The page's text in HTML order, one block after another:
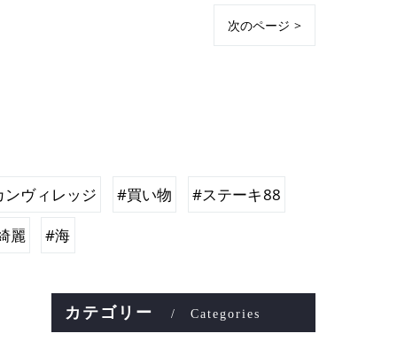
次のページ >
ヴィレッジ #買い物
#ステーキ88
麗 #海
カテゴリー Categories